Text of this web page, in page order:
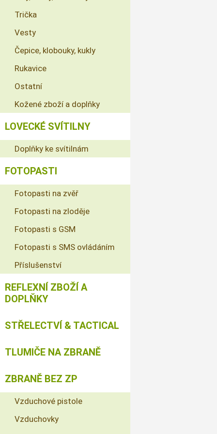
Trička
Vesty
Čepice, klobouky, kukly
Rukavice
Ostatní
Kožené zboží a doplňky
LOVECKÉ SVÍTILNY
Doplňky ke svítilnám
FOTOPASTI
Fotopasti na zvěř
Fotopasti na zloděje
Fotopasti s GSM
Fotopasti s SMS ovládáním
Příslušenství
REFLEXNÍ ZBOŽÍ A
DOPLŇKY
STŘELECTVÍ & TACTICAL
TLUMIČE NA ZBRANĚ
ZBRANĚ BEZ ZP
Vzduchové pistole
Vzduchovky